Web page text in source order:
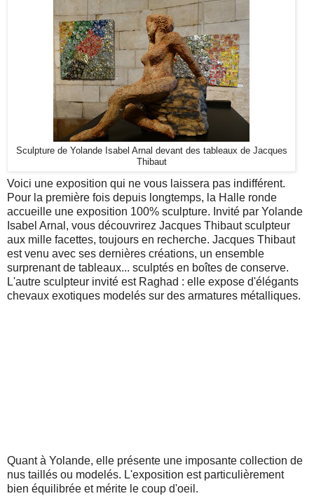
Sculpture de Yolande Isabel Arnal devant des tableaux de Jacques
Thibaut
Voici une exposition qui ne vous laissera pas indifférent.
Pour la première fois depuis longtemps, la Halle ronde
accueille une exposition 100% sculpture. Invité par Yolande
Isabel Arnal, vous découvrirez Jacques Thibaut sculpteur
aux mille facettes, toujours en recherche. Jacques Thibaut
est venu avec ses dernières créations, un ensemble
surprenant de tableaux... sculptés en boîtes de conserve.
L'autre sculpteur invité est Raghad : elle expose d'élégants
chevaux exotiques modelés sur des armatures métalliques.
Quant à Yolande, elle présente une imposante collection de
nus taillés ou modelés. L'exposition est particulièrement
bien équilibrée et mérite le coup d'oeil.